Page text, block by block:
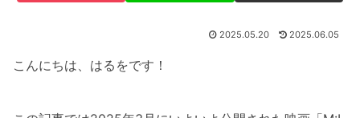
2025.05.20 2025.06.05
こんにちは、はるをです！